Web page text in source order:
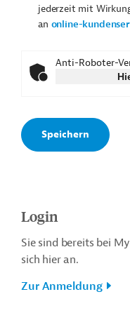
jederzeit mit
an online-
Anti-Roboter-
Login
Sie sind bereits bei
sich hier an.
Zur Anmeldung